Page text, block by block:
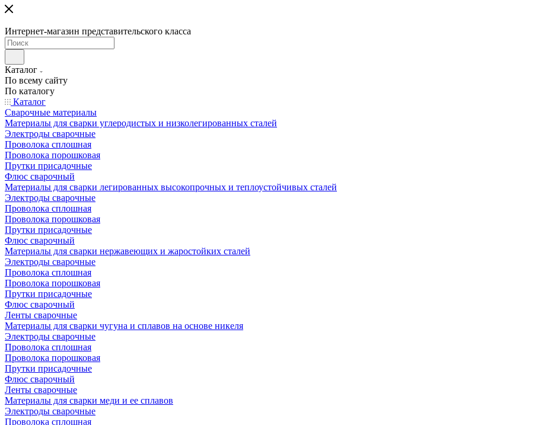
Интернет-магазин представительского класса
Каталог
По всему сайту
По каталогу
Каталог
Сварочные материалы
Материалы для сварки углеродистых и низколегированных сталей
Электроды сварочные
Проволока сплошная
Проволока порошковая
Прутки присадочные
Флюс сварочный
Материалы для сварки легированных высокопрочных и теплоустойчивых сталей
Электроды сварочные
Проволока сплошная
Проволока порошковая
Прутки присадочные
Флюс сварочный
Материалы для сварки нержавеющих и жаростойких сталей
Электроды сварочные
Проволока сплошная
Проволока порошковая
Прутки присадочные
Флюс сварочный
Ленты сварочные
Материалы для сварки чугуна и сплавов на основе никеля
Электроды сварочные
Проволока сплошная
Проволока порошковая
Прутки присадочные
Флюс сварочный
Ленты сварочные
Материалы для сварки меди и ее сплавов
Электроды сварочные
Проволока сплошная